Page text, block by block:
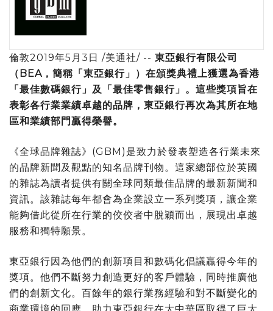
倫敦2019年5月3日 /美通社/ -- 東亞銀行有限公司
（ BEA ，簡稱「東亞銀行」）在頒獎典禮上獲選為香港
「最佳數碼銀行 」 及 「最佳零售銀行 」 。這些獎項旨在
表彰各行業業績卓越的品牌，東亞銀行再次為其所在地
區和業績部門贏得榮譽。
《全球品牌雜誌》(GBM)是致力於發表塑造各行業未來
的品牌新聞及觀點的知名品牌刊物。這家總部位於英國
的雜誌為讀者提供有關全球同類最佳品牌的最新新聞和
資訊。該雜誌每年都會為企業設立一系列獎項，讓企業
能夠借此從所在行業的佼佼者中脫穎而出，展現出卓越
服務和獨特願景。
東亞銀行因為他們的創新項目和數碼化倡議贏得今年的
獎項。他們不斷努力創造更好的客戶體驗，同時推廣他
們的創新文化。百餘年的銀行業務經驗和對不斷變化的
商業環境的回應，助力東亞銀行在大中華區取得了巨大